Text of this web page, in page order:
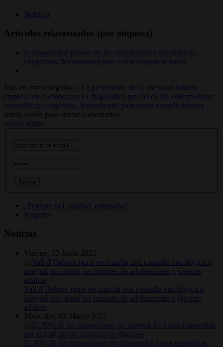
Nutricia
Artículos relacionados (por etiqueta)
El diagnóstico precoz de las enfermedades metabólicas
congénitas, fundamental para evitar complicaciones
Más en esta categoría: « La prevención de la obesidad infantil
empieza en el embarazo El diagnóstico precoz de las enfermedades
metabólicas congénitas, fundamental para evitar complicaciones »
Inicia sesión para enviar comentarios
volver arriba
¿Perdiste tu Usuario/Contraseña?
Registro
Noticias
Viernes, 23 Junio 2023
Vall d’Hebron pone en marcha una consulta oncológica e
integral para tratar los tumores de adolescentes y jóvenes
adultos
Miércoles, 03 Marzo 2021
El 30% de los preescolares no duerme las horas requeridas